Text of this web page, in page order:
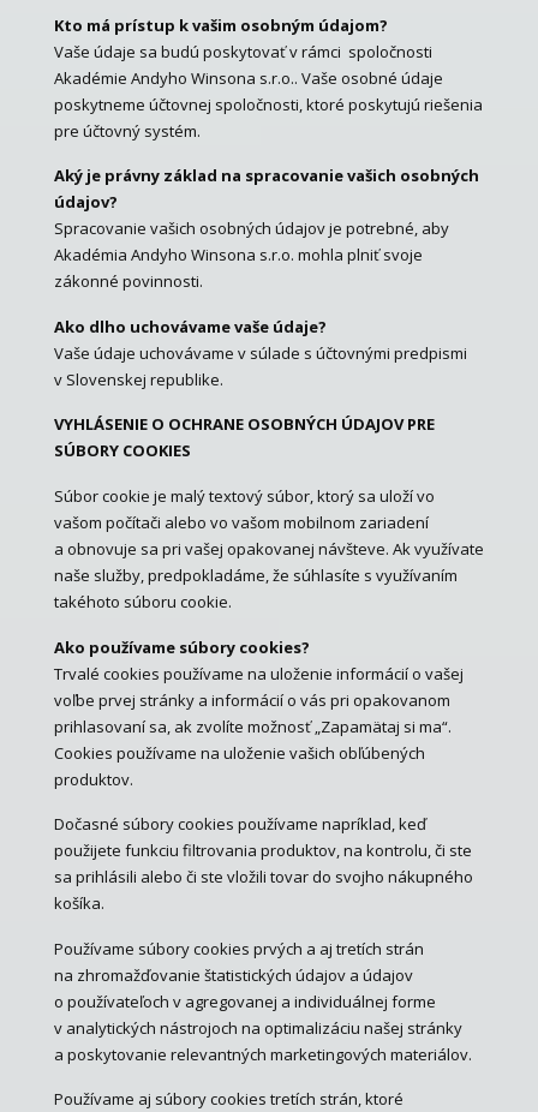
Kto má prístup k vašim osobným údajom?
Vaše údaje sa budú poskytovať v rámci spoločnosti
Akadémie Andyho Winsona s.r.o.. Vaše osobné údaje
poskytneme účtovnej spoločnosti, ktoré poskytujú riešenia
pre účtovný systém.
Aký je právny základ na spracovanie vašich osobných
údajov?
Spracovanie vašich osobných údajov je potrebné, aby
Akadémia Andyho Winsona s.r.o. mohla plniť svoje
zákonné povinnosti.
Ako dlho uchovávame vaše údaje?
Vaše údaje uchovávame v súlade s účtovnými predpismi
v Slovenskej republike.
VYHLÁSENIE O OCHRANE OSOBNÝCH ÚDAJOV PRE
SÚBORY COOKIES
Súbor cookie je malý textový súbor, ktorý sa uloží vo
vašom počítači alebo vo vašom mobilnom zariadení
a obnovuje sa pri vašej opakovanej návšteve. Ak využívate
naše služby, predpokladáme, že súhlasíte s využívaním
takéhoto súboru cookie.
Ako používame súbory cookies?
Trvalé cookies používame na uloženie informácií o vašej
voľbe prvej stránky a informácií o vás pri opakovanom
prihlasovaní sa, ak zvolíte možnosť „Zapamätaj si ma“.
Cookies používame na uloženie vašich obľúbených
produktov.
Dočasné súbory cookies používame napríklad, keď
použijete funkciu filtrovania produktov, na kontrolu, či ste
sa prihlásili alebo či ste vložili tovar do svojho nákupného
košíka.
Používame súbory cookies prvých a aj tretích strán
na zhromažďovanie štatistických údajov a údajov
o používateľoch v agregovanej a individuálnej forme
v analytických nástrojoch na optimalizáciu našej stránky
a poskytovanie relevantných marketingových materiálov.
Používame aj súbory cookies tretích strán, ktoré